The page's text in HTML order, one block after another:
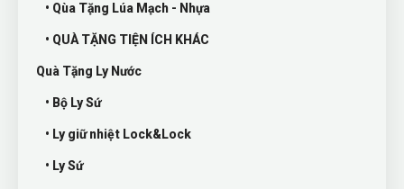
• Qùa Tặng Lúa Mạch - Nhựa
• QUÀ TẶNG TIỆN ÍCH KHÁC
Quà Tặng Ly Nước
• Bộ Ly Sứ
• Ly giữ nhiệt Lock&Lock
• Ly Sứ